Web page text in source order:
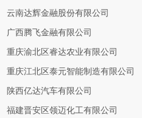
云南达辉金融股份有限公司
广西腾飞金融有限公司
重庆渝北区睿达农业有限公司
重庆江北区泰元智能制造有限公司
陕西亿达汽车有限公司
福建晋安区领迈化工有限公司